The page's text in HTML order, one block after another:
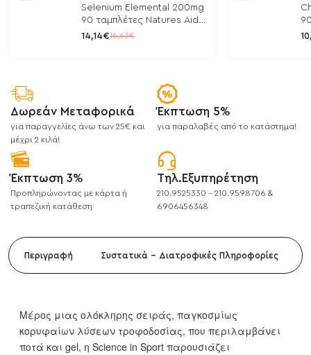
Selenium Elemental 200mg
90 ταμπλέτες Natures Aid
/ Μέταλλα
14,14€16,63€
/
Δωρεάν Μεταφορικά
για παραγγελίες άνω των 25€ και
μέχρι 2 κιλά!
Έκπτωση 5%
για παραλαβές από το κατάστημα!
Έκπτωση 3%
Προπληρώνοντας με κάρτα ή
τραπεζική κατάθεση
Τηλ.Εξυπηρέτηση
210.9525330 - 210.9598706 &
6906456348
Περιγραφή Συστατικά - Διατροφικές Πληροφορίες
Μέρος μιας ολόκληρης σειράς, παγκοσμίως
κορυφαίων λύσεων τροφοδοσίας, που περιλαμβάνει
ποτά και gel, η Science in Sport παρουσιάζει